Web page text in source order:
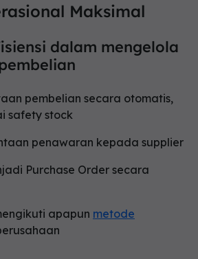
Maksimal
dalam mengelola
pembelian secara otomatis,
safety stock
penawaran kepada supplier
Purchase Order secara
apapun metode